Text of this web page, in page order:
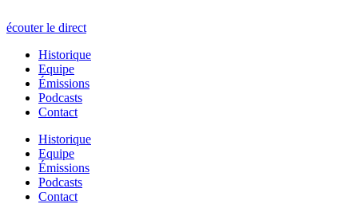
écouter le direct
Historique
Equipe
Émissions
Podcasts
Contact
Historique
Equipe
Émissions
Podcasts
Contact